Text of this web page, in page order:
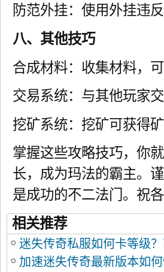
防范外挂：使用外挂违
八、其他技巧
合成材料：收集材料，
交易系统：与其他玩家
挖矿系统：挖矿可获得
掌握这些攻略技巧，你
长，成为玛法的霸主。
是成功的不二法门。祝
相关推荐
迷失传奇私服如何卡等级
加速迷失传奇最新版本如